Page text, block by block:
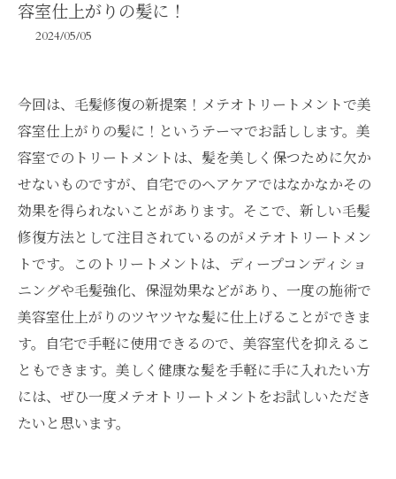
容室仕上がりの髪に！
2024/05/05
今回は、毛髪修復の新提案！メテオトリートメントで美
容室仕上がりの髪に！というテーマでお話しします。美
容室でのトリートメントは、髪を美しく保つために欠か
せないものですが、自宅でのヘアケアではなかなかその
効果を得られないことがあります。そこで、新しい毛髪
修復方法として注目されているのがメテオトリートメン
トです。このトリートメントは、ディープコンディショ
ニングや毛髪強化、保湿効果などがあり、一度の施術で
美容室仕上がりのツヤツヤな髪に仕上げることができま
す。自宅で手軽に使用できるので、美容室代を抑えるこ
ともできます。美しく健康な髪を手軽に手に入れたい方
には、ぜひ一度メテオトリートメントをお試しいただき
たいと思います。